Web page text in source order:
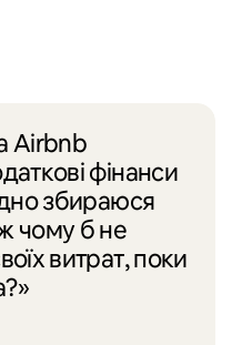
Airbnb
фінанси
збираюся
чому б не
витрат, поки